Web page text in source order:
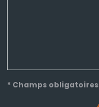
* Champs obligatoires